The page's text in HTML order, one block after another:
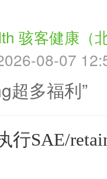
骇客健康（
08-07
超多福利”
行SAE/